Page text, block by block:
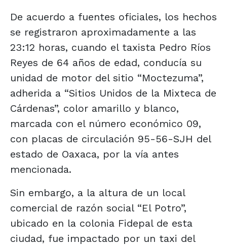
De acuerdo a fuentes oficiales, los hechos
se registraron aproximadamente a las
23:12 horas, cuando el taxista Pedro Ríos
Reyes de 64 años de edad, conducía su
unidad de motor del sitio “Moctezuma”,
adherida a “Sitios Unidos de la Mixteca de
Cárdenas”, color amarillo y blanco,
marcada con el número económico 09,
con placas de circulación 95-56-SJH del
estado de Oaxaca, por la vía antes
mencionada.
Sin embargo, a la altura de un local
comercial de razón social “El Potro”,
ubicado en la colonia Fidepal de esta
ciudad, fue impactado por un taxi del